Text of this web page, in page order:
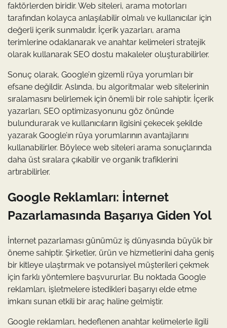
faktörlerden biridir. Web siteleri, arama motorları
tarafından kolayca anlaşılabilir olmalı ve kullanıcılar için
değerli içerik sunmalıdır. İçerik yazarları, arama
terimlerine odaklanarak ve anahtar kelimeleri stratejik
olarak kullanarak SEO dostu makaleler oluşturabilirler.
Sonuç olarak, Google’ın gizemli rüya yorumları bir
efsane değildir. Aslında, bu algoritmalar web sitelerinin
sıralamasını belirlemek için önemli bir role sahiptir. İçerik
yazarları, SEO optimizasyonunu göz önünde
bulundurarak ve kullanıcıların ilgisini çekecek şekilde
yazarak Google’ın rüya yorumlarının avantajlarını
kullanabilirler. Böylece web siteleri arama sonuçlarında
daha üst sıralara çıkabilir ve organik trafiklerini
artırabilirler.
Google Reklamları: İnternet
Pazarlamasında Başarıya Giden Yol
İnternet pazarlaması günümüz iş dünyasında büyük bir
öneme sahiptir. Şirketler, ürün ve hizmetlerini daha geniş
bir kitleye ulaştırmak ve potansiyel müşterileri çekmek
için farklı yöntemlere başvururlar. Bu noktada Google
reklamları, işletmelere istedikleri başarıyı elde etme
imkanı sunan etkili bir araç haline gelmiştir.
Google reklamları, hedeflenen anahtar kelimelerle ilgili